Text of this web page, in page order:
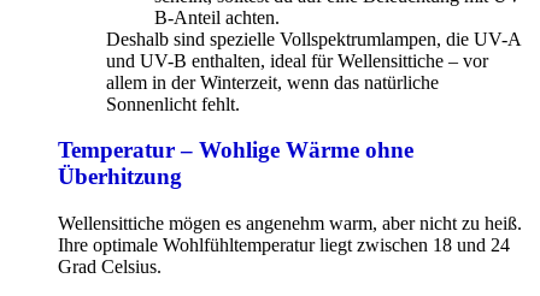
B-Anteil achten.
Deshalb sind spezielle Vollspektrumlampen, die UV-A
und UV-B enthalten, ideal für Wellensittiche – vor
allem in der Winterzeit, wenn das natürliche
Sonnenlicht fehlt.
Temperatur – Wohlige Wärme ohne
Überhitzung
Wellensittiche mögen es angenehm warm, aber nicht zu heiß.
Ihre optimale Wohlfühltemperatur liegt zwischen 18 und 24
Grad Celsius.